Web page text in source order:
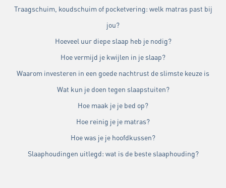
Traagschuim, koudschuim of pocketvering: welk matras past bij
jou?
Hoeveel uur diepe slaap heb je nodig?
Hoe vermijd je kwijlen in je slaap?
Waarom investeren in een goede nachtrust de slimste keuze is
Wat kun je doen tegen slaapstuiten?
Hoe maak je je bed op?
Hoe reinig je je matras?
Hoe was je je hoofdkussen?
Slaaphoudingen uitlegd: wat is de beste slaaphouding?